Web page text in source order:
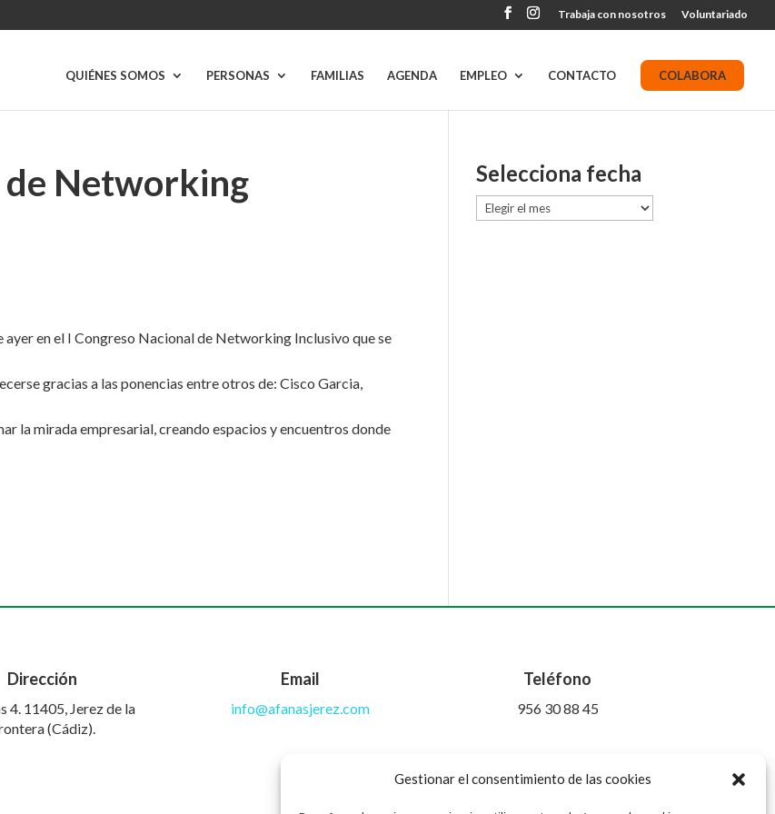
Gestionar el consentimiento de las cookies
Trabaja con nosotros Voluntariado
QUIÉNES SOMOS PERSONAS FAMILIAS AGENDA EMPLEO CONTACTO COLABORA
de Networking
en el I Congreso Nacional de Networking Inclusivo que se
gracias a las ponencias entre otros de: Cisco Garcia,
la mirada empresarial, creando espacios y encuentros donde
Selecciona fecha
Selecciona
Dirección
4. 11405, Jerez de la
(Cádiz).
Email
info@afanasjerez.com
Teléfono
956 30 88 45